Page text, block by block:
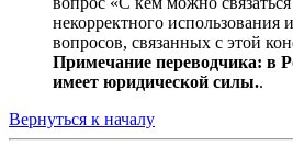
некорректного
вопросов, связанных с этой
Примечание переводчика: в
имеет юридической силы..
Вернуться к началу